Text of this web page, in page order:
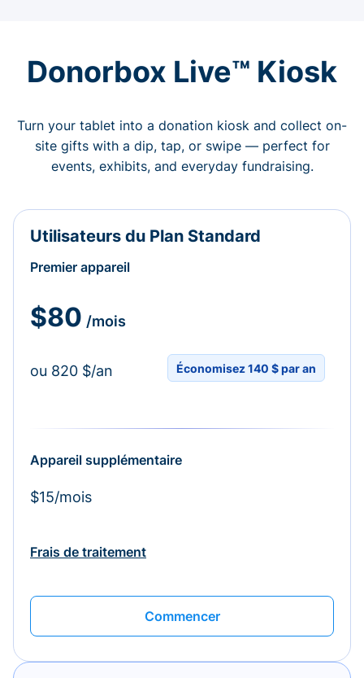
Donorbox Live™ Kiosk
Turn your tablet into a donation kiosk and collect on-
site gifts with a dip, tap, or swipe — perfect for
events, exhibits, and everyday fundraising.
Utilisateurs du Plan Standard
Premier appareil
$80 /mois
ou 820 $/an Économisez 140 $ par an
Appareil supplémentaire
$15/mois
Frais de traitement
Commencer